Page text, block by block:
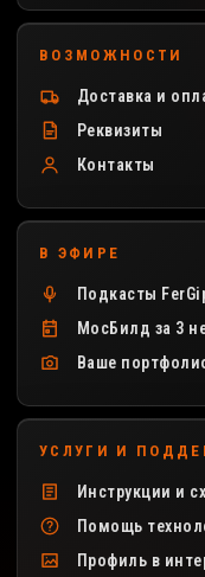
ВОЗМОЖНОСТИ
Доставка и
Реквизиты
Контакты
В ЭФИРЕ
Подкасты
МосБилд за 3
Ваше
УСЛУГИ И
Инструкции и
Помощь
Профиль в